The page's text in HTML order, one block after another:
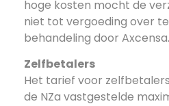
hoge kosten mocht de
niet tot vergoeding over
behandeling door Axcensa.
Zelfbetalers
Het tarief voor zelfbetalers
de NZa vastgestelde